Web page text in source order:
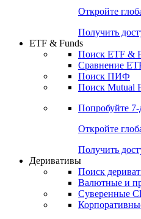
Откройте
Получить
ETF & Funds
Поиск ETF &
Сравнение
Поиск ПИФ
Поиск Mutual
Попробуйте
Откройте
Получить
Деривативы
Поиск
Валютные и
Суверенные